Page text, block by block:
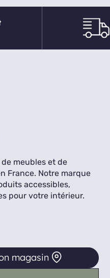
meubles et de
France. Notre marque
accessibles,
pour votre intérieur.
magasin